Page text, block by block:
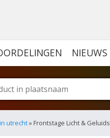
NIEUWS
utrecht» Frontstage Licht &